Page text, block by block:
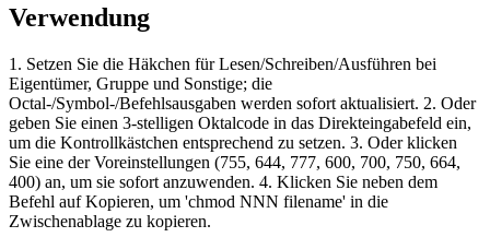
Verwendung
1. Setzen Sie die Häkchen für Lesen/Schreiben/Ausführen bei
Eigentümer, Gruppe und Sonstige; die
Octal-/Symbol-/Befehlsausgaben werden sofort aktualisiert. 2. Oder
geben Sie einen 3-stelligen Oktalcode in das Direkteingabefeld ein,
um die Kontrollkästchen entsprechend zu setzen. 3. Oder klicken
Sie eine der Voreinstellungen (755, 644, 777, 600, 700, 750, 664,
400) an, um sie sofort anzuwenden. 4. Klicken Sie neben dem
Befehl auf Kopieren, um 'chmod NNN filename' in die
Zwischenablage zu kopieren.